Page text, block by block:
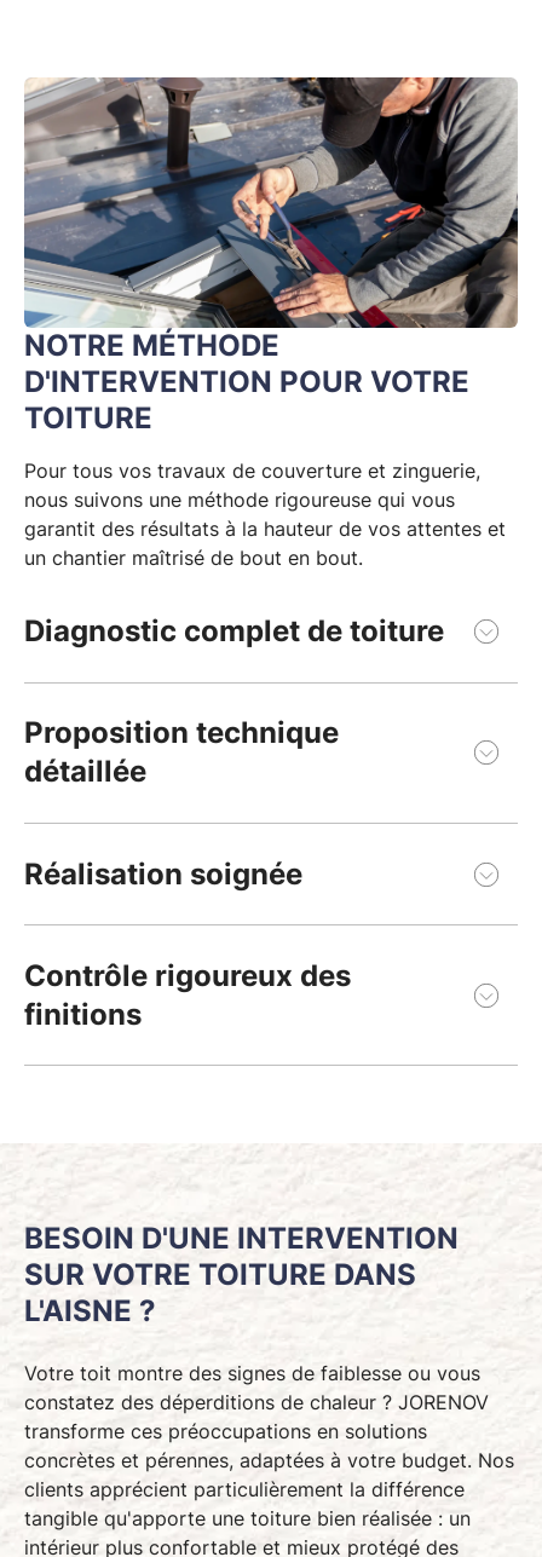
NOTRE MÉTHODE
D'INTERVENTION POUR VOTRE
TOITURE
Pour tous vos travaux de couverture et zinguerie,
nous suivons une méthode rigoureuse qui vous
garantit des résultats à la hauteur de vos attentes et
un chantier maîtrisé de bout en bout.
Diagnostic complet de toiture
pour identifier précisément les travaux nécessaires
et vous permettre d'anticiper sereinement
l'évolution de votre couverture.
Proposition technique
détaillée
répond exactement à vos besoins, avec un devis
clair et transparent qui vous permet d’appréhender
au mieux votre projet.
Réalisation soignée
appropriées avec des matériaux sélectionnés pour
leur performance et leur longévité, en respectant
les délais annoncés.
Contrôle rigoureux des
finitions
une toiture qui vous protégera efficacement
pendant de nombreuses années.
BESOIN D'UNE INTERVENTION
SUR VOTRE TOITURE DANS
L'AISNE ?
Votre toit montre des signes de faiblesse ou vous
constatez des déperditions de chaleur ? JORENOV
transforme ces préoccupations en solutions
concrètes et pérennes, adaptées à votre budget. Nos
clients apprécient particulièrement la différence
tangible qu'apporte une toiture bien réalisée : un
intérieur plus confortable et mieux protégé des